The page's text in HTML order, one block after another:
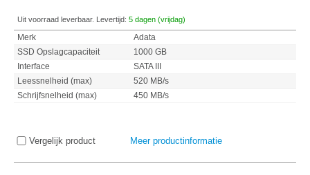
Uit voorraad leverbaar. Levertijd: 5 dagen (vrijdag)
Merk
Adata
SSD Opslagcapaciteit
1000 GB
Interface
SATA III
Leessnelheid (max)
520 MB/s
Schrijfsnelheid (max)
450 MB/s
Vergelijk product Meer productinformatie